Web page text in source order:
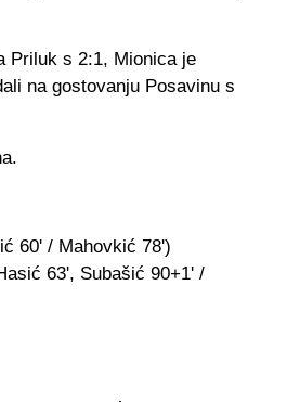
Priluk s 2:1, Mionica je
na gostovanju Posavinu s
60' / Mahovkić 78')
63', Subašić 90+1' /